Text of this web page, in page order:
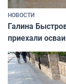
НОВОСТИ
Галина
приехали